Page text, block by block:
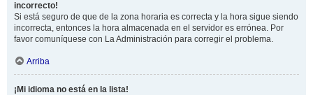
incorrecto!
Si está seguro de que de la zona horaria es correcta y la hora sigue siendo
incorrecta, entonces la hora almacenada en el servidor es errónea. Por
favor comuníquese con La Administración para corregir el problema.
Arriba
¡Mi idioma no está en la lista!